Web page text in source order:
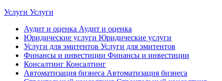
Услуги Услуги
Аудит и оценка Аудит и оценка
Юридические услуги Юридические услуги
Услуги для эмитентов Услуги для эмитентов
Финансы и инвестиции Финансы и инвестиции
Консалтинг Консалтинг
Автоматизация бизнеса Автоматизация бизнеса